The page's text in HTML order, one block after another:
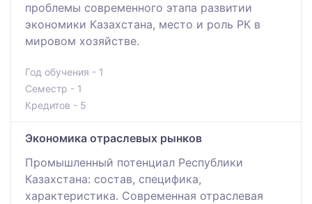
проблемы современного этапа развитии
экономики Казахстана, место и роль РК в
мировом хозяйстве.
Год обучения - 1
Семестр - 1
Кредитов - 5
Экономика отраслевых рынков
Промышленный потенциал Республики
Казахстана: состав, специфика,
характеристика. Современная отраслевая